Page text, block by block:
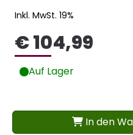
Inkl. MwSt. 19%
€ 104,99
Auf Lager
In den